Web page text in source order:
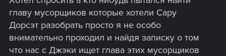
главу мусорщиков которые хотели Сару
Дорсэт разобрать просто я не особо
внимательно проходил и найдя записку о том
что нас с Джэки ищет глава этих мусорщиков